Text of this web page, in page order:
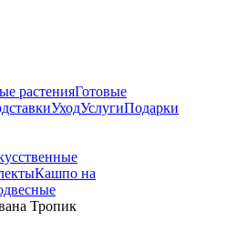
растенияГотовые
УходУслугиПодарки
Кашпо на
Тропик